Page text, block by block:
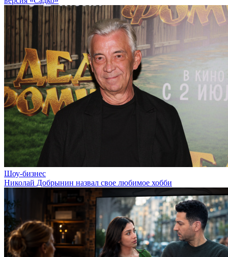
Шоу-бизнес
Николай Добрынин назвал свое любимое хобби